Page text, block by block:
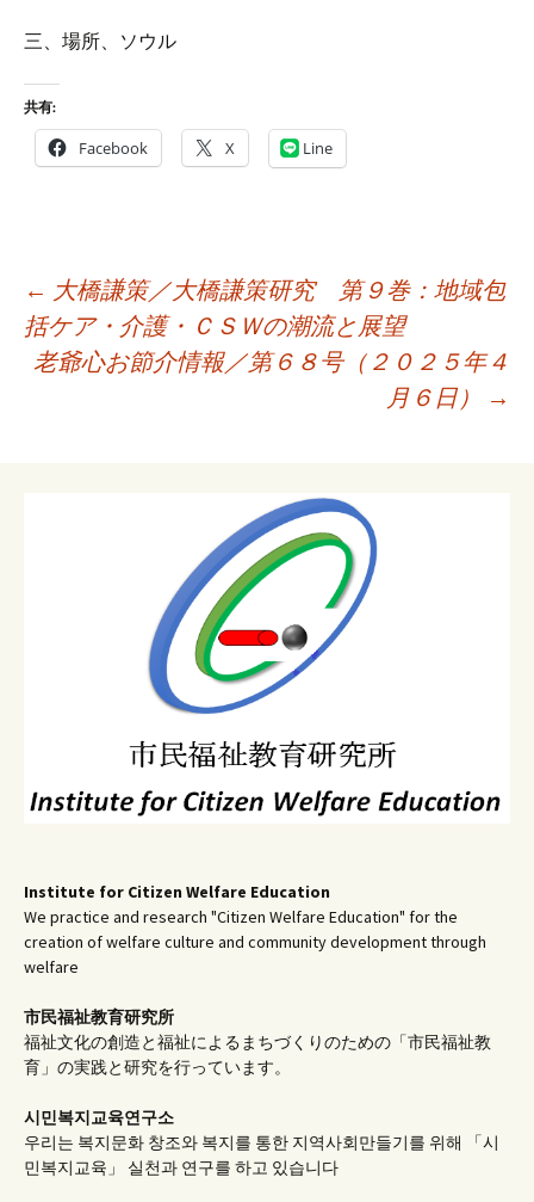
三、場所、ソウル
共有:
Facebook X Line
← 大橋謙策／大橋謙策研究 第９巻：地域包
括ケア・介護・ＣＳＷの潮流と展望
老爺心お節介情報／第６８号（２０２５年４
月６日）
→
Institute for Citizen Welfare Education
We practice and research "Citizen Welfare Education" for the
creation of welfare culture and community development through
welfare
市民福祉教育研究所
福祉文化の創造と福祉によるまちづくりのための「市民福祉教
育」の実践と研究を行っています。
시민복지교육연구소
우리는 복지문화 창조와 복지를 통한 지역사회만들기를 위해 「시
민복지교육」 실천과 연구를 하고 있습니다